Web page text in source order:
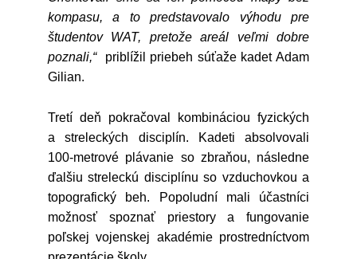
kompasu, a to predstavovalo výhodu pre
študentov WAT, pretože areál veľmi dobre
poznali,“
priblížil priebeh súťaže kadet Adam
Gilian.
Tretí deň pokračoval kombináciou fyzických
a streleckých disciplín. Kadeti absolvovali
100-metrové plávanie so zbraňou, následne
ďalšiu streleckú disciplínu so vzduchovkou a
topografický beh. Popoludní mali účastníci
možnosť spoznať priestory a fungovanie
poľskej vojenskej akadémie prostredníctvom